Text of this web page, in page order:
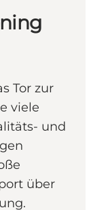
Tor zur
viele
und
über